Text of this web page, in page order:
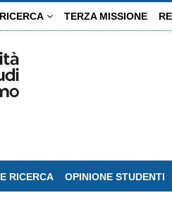
RICERCA TERZA MISSIONE
RICERCA OPINIONE STUDENTI